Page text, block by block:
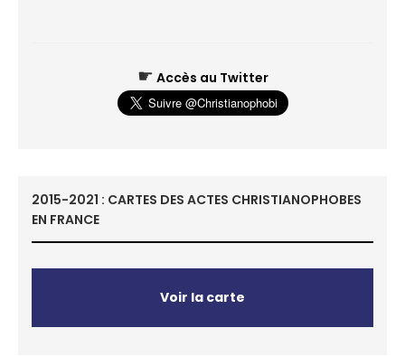
☛ Accès au Twitter
2015-2021 : CARTES DES ACTES CHRISTIANOPHOBES
EN FRANCE
Voir la carte